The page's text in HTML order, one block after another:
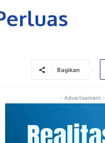
Bagikan
- Advertisement -